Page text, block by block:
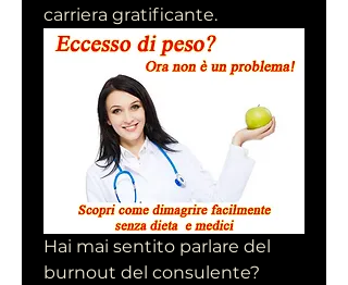
carriera gratificante.
Hai mai sentito parlare del
burnout del consulente?